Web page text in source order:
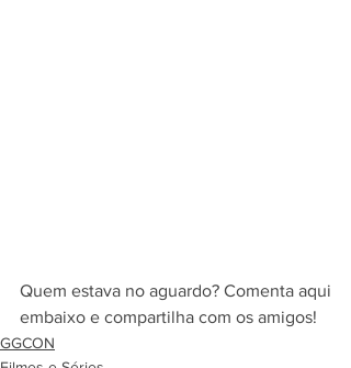
Quem estava no aguardo? Comenta aqui
embaixo e compartilha com os amigos!
GGCON